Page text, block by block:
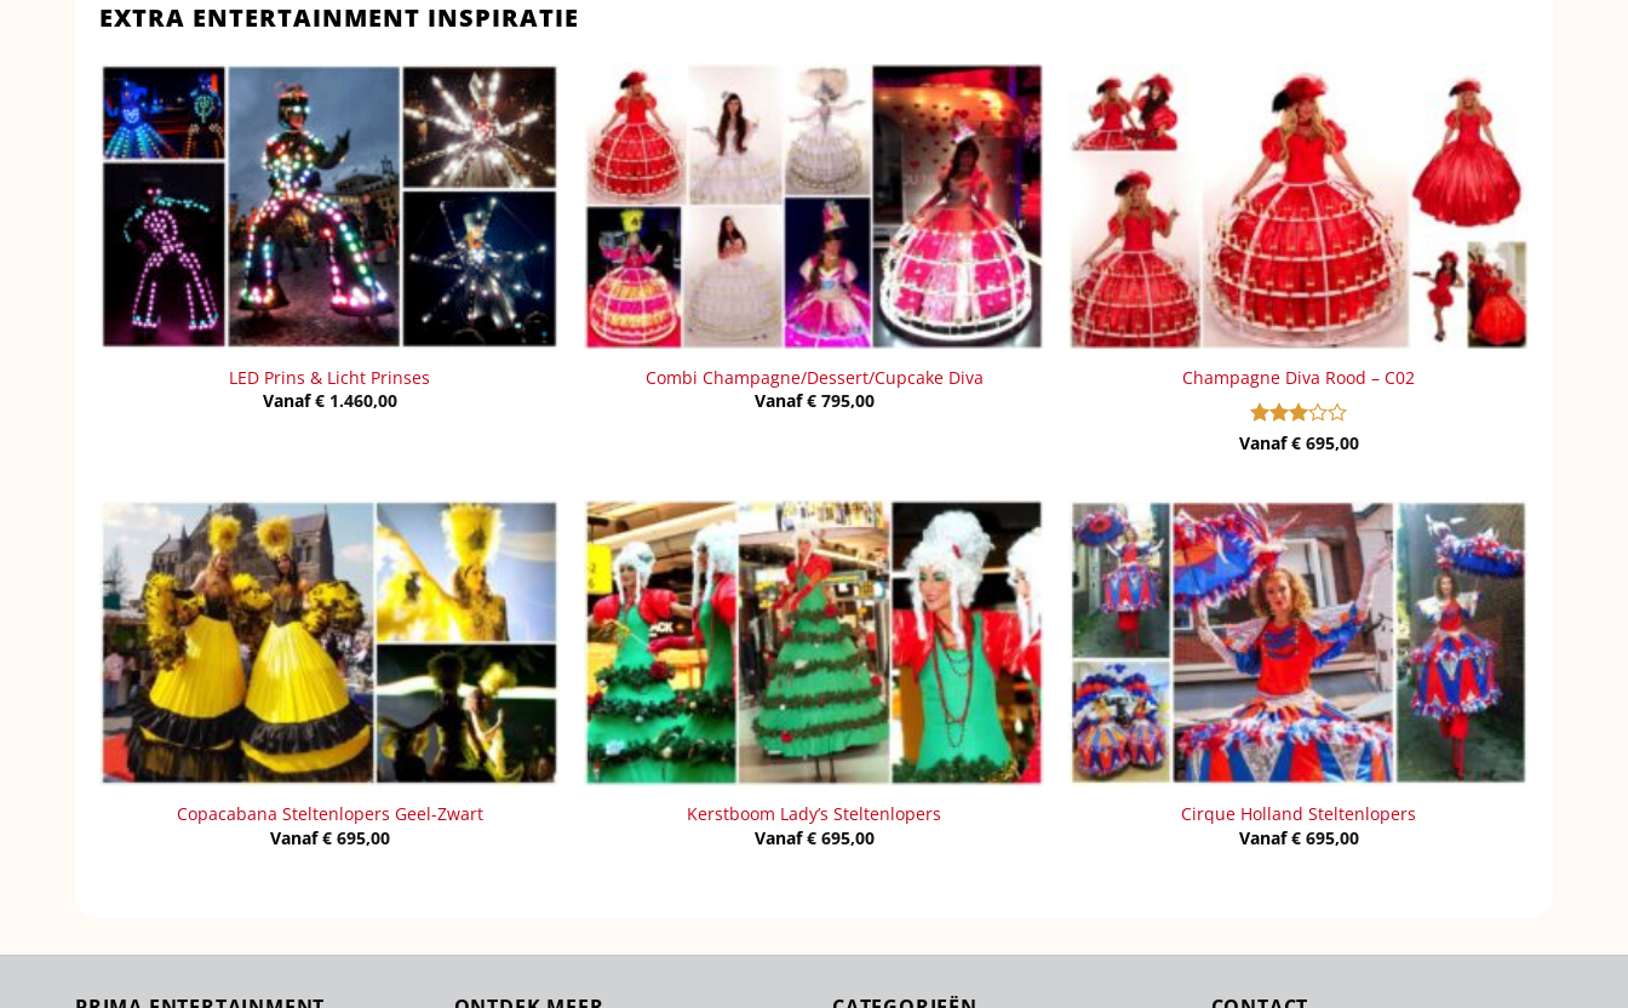
EXTRA ENTERTAINMENT INSPIRATIE
LED Prins & Licht Prinses
Vanaf€1.460,00
Combi Champagne/Dessert/Cupcake Diva
Vanaf€795,00
Champagne Diva Rood – C02
Gewaardeerd
Vanaf€695,00
Copacabana Steltenlopers Geel-Zwart
Vanaf€695,00
Kerstboom Lady’s Steltenlopers
Vanaf€695,00
Cirque Holland Steltenlopers
Vanaf€695,00